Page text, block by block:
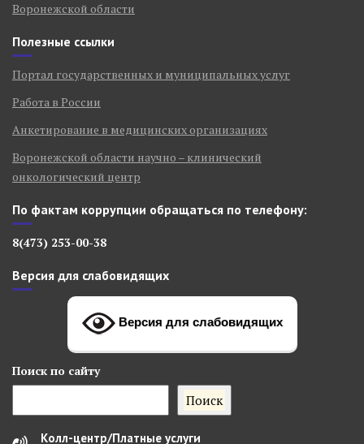
Воронежской области
Полезные ссылки
Портал государственных и муниципальных услуг
Работа в России
Анкетирование в медицинских организациях
Воронежской области научно – клинический
онкологический центр
По фактам коррупции обращаться по телефону:
8(473) 253-00-38
Версия для слабовидящих
Версия для слабовидящих
Поиск по сайту
Поиск
Колл-центр/Платные услуги